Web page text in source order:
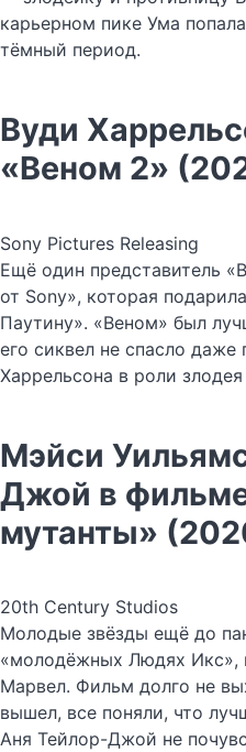
карьерном пике Ума
тёмный период.
Вуди
«Веном 2»
Sony Pictures Releasing
Ещё один представитель
от Sony», которая
Паутину». «Веном» был
его сиквел не спасло даже
Харрельсона в роли
Мэйси
Джой в
мутанты»
20th Century Studios
Молодые звёзды ещё до
«молодёжных Людях Икс»,
Марвел. Фильм долго не
вышел, все поняли, что
Аня Тейлор-Джой не